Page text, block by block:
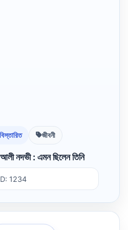
জীবনী
নদভী : এমন ছিলেন তিনি
1234